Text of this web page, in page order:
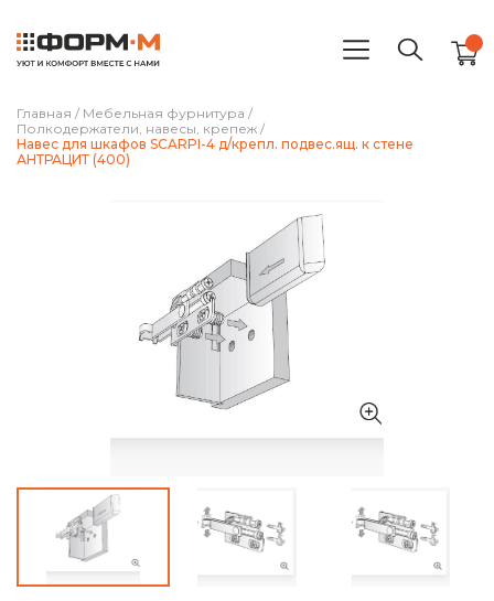
Главная / Мебельная фурнитура /
Полкодержатели, навесы, крепеж /
Навес для шкафов SCARPI-4 д/крепл. подвес.ящ. к стене
АНТРАЦИТ (400)